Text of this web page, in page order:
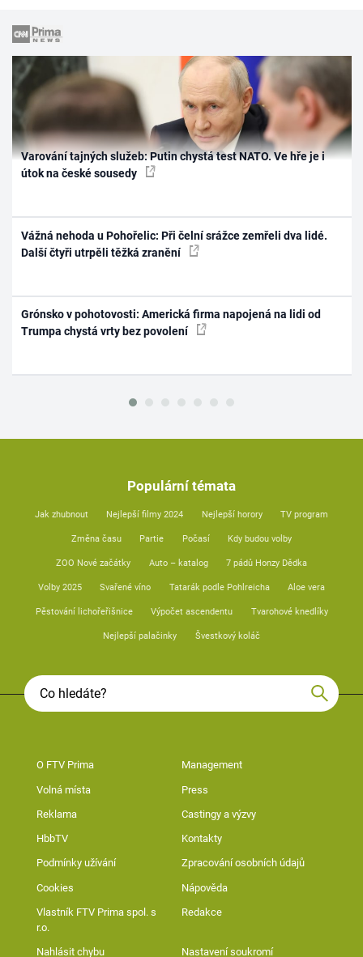
Varování tajných služeb: Putin chystá test NATO. Ve hře je i
útok na české sousedy
Vážná nehoda u Pohořelic: Při čelní srážce zemřeli dva lidé.
Další čtyři utrpěli těžká zranění
Grónsko v pohotovosti: Americká firma napojená na lidi od
Trumpa chystá vrty bez povolení
Populární témata
Jak zhubnout Nejlepší filmy 2024 Nejlepší horory TV program
Změna času Partie Počasí Kdy budou volby
ZOO Nové začátky Auto – katalog 7 pádů Honzy Dědka
Volby 2025 Svařené víno Tatarák podle Pohlreicha Aloe vera
Pěstování lichořeřišnice Výpočet ascendentu Tvarohové knedlíky
Nejlepší palačinky Švestkový koláč
O FTV Prima Management
Volná místa Press
Reklama Castingy a výzvy
HbbTV Kontakty
Podmínky užívání Zpracování osobních údajů
Cookies Nápověda
Vlastník FTV Prima spol. s
r.o.
Redakce
Nahlásit chybu Nastavení soukromí